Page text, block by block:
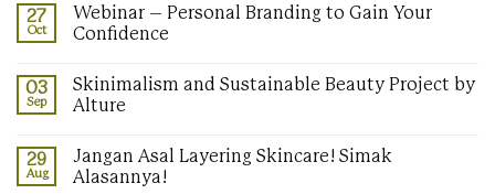
on
3
Cara
yang
Cocok
dan
Kulit
27
Oct
Webinar – Personal Branding to Gain Your
Confidence
on
Webinar
–
to
Gain
Your
03
Sep
Skinimalism and Sustainable Beauty Project by
Alture
on
Skinimalism
and
29
Aug
Jangan Asal Layering Skincare! Simak
Alasannya!